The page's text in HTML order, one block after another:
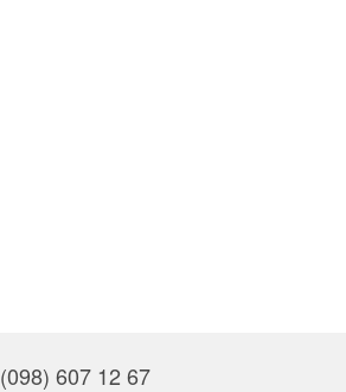
(098) 607 12 67